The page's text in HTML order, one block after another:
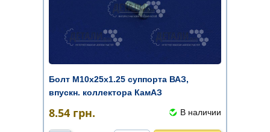
Болт М10х25х1.25 суппорта ВАЗ,
впускн. коллектора КамАЗ
8.54 грн. В наличии